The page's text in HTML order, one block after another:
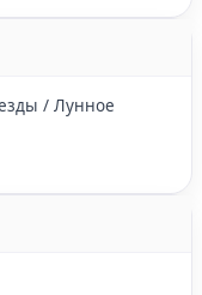
/ Лунное